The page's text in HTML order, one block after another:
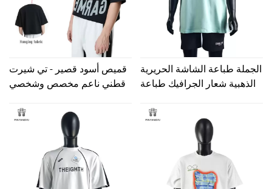
قميص أسود قصير - تي شيرت
قطني ناعم مخصص وشخصي
الجملة طباعة الشاشة الحريرية
الذهبية شعار الجرافيك طباعة
القمصان للرجال